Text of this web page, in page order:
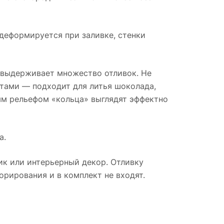
при заливке, стенки
выдерживает множество отливок. Не
— подходит для литья шоколада,
рельефом «кольца» выглядят эффектно
или интерьерный декор. Отливку
и в комплект не входят.